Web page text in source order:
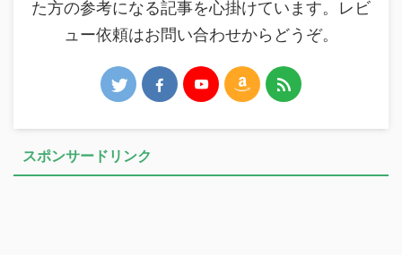
た方の参考になる記事を心掛けています。レビ
ュー依頼はお問い合わせからどうぞ。
スポンサードリンク